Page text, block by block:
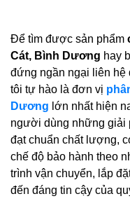
Để tìm được sản phẩm
Cát, Bình Dương hay
đứng ngần ngại liên hệ
tôi tự hào là đơn vị
Dương lớn nhất hiện
người dùng những giải
đạt chuẩn chất lượng,
chế độ bảo hành theo
trình vận chuyển, lắp
đến đáng tin cậy của